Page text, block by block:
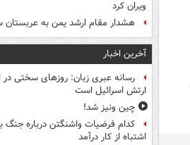
ویران کرد
هشدار مقام ارشد یمن به
آخرین اخبار
رسانه عبری زبان: روزهای سختی در
ارتش اسرائیل است
چین ونیز شد!
کدام فرضیات واشنگتن درباره جنگ
اشتباه از کار درآمد